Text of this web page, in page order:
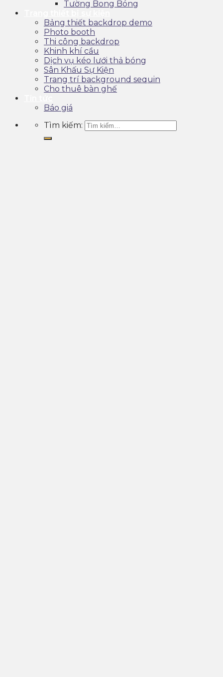
Tường Bong Bóng
Bảng thiết backdrop demo
Photo booth
Thi công backdrop
Khinh khí cầu
Dịch vụ kéo lưới thả bóng
Sân Khấu Sự Kiện
Trang trí background sequin
Cho thuê bàn ghế
Báo giá
Tìm kiếm: